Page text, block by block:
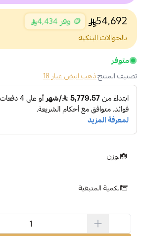
54,692 🪙 وفر 4,434
بالحوالات البنكية
متوفر
تصنيف المنتج:ذهب ابيض عيار 18
الوزن
الكمية المتبقية